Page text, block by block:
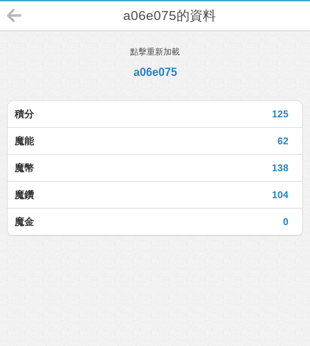
a06e075的資料
點擊重新加載
a06e075
125
積分
62
魔能
138
魔幣
104
魔鑽
0
魔金